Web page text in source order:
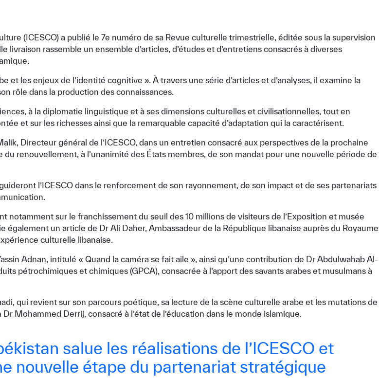
Extremely Satisfied
(ICESCO) a publié le 7e numéro de sa Revue culturelle trimestrielle, éditée sous la supervision
rassemble un ensemble d’articles, d’études et d’entretiens consacrés à diverses
les enjeux de l’identité cognitive ». À travers une série d’articles et d’analyses, il examine la
rôle dans la production des connaissances.
à la diplomatie linguistique et à ses dimensions culturelles et civilisationnelles, tout en
et sur les richesses ainsi que la remarquable capacité d’adaptation qui la caractérisent.
Directeur général de l’ICESCO, dans un entretien consacré aux perspectives de la prochaine
du renouvellement, à l’unanimité des États membres, de son mandat pour une nouvelle période de
l’ICESCO dans le renforcement de son rayonnement, de son impact et de ses partenariats
sur le franchissement du seuil des 10 millions de visiteurs de l’Exposition et musée
un article de Dr Ali Daher, Ambassadeur de la République libanaise auprès du Royaume
culturelle libanaise.
Adnan, intitulé « Quand la caméra se fait aile », ainsi qu’une contribution de Dr Abdulwahab Al-
pétrochimiques et chimiques (GPCA), consacrée à l’apport des savants arabes et musulmans à
qui revient sur son parcours poétique, sa lecture de la scène culturelle arabe et les mutations de
Mohammed Derrij, consacré à l’état de l’éducation dans le monde islamique.
salue les réalisations de l’ICESCO et
nouvelle étape du partenariat stratégique